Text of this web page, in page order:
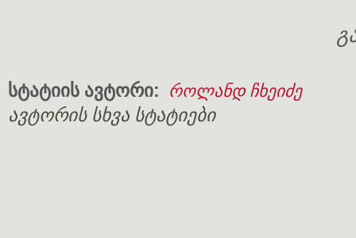
სტატიის ავტორი: როლანდ ჩხეიძე
ავტორის სხვა სტატიები